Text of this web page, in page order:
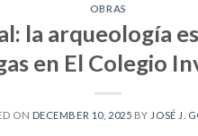
OBRAS
la arqueología
en El Colegio
ON DECEMBER 10, 2025 BY JOSÉ J.